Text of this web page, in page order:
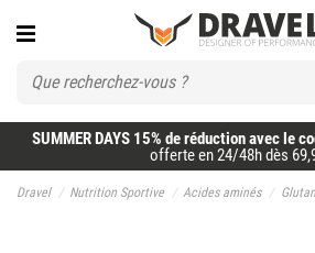
SUMMER DAYS 15% de réduction avec le
offerte en 24/48h dès
Dravel Nutrition Sportive Acides aminés